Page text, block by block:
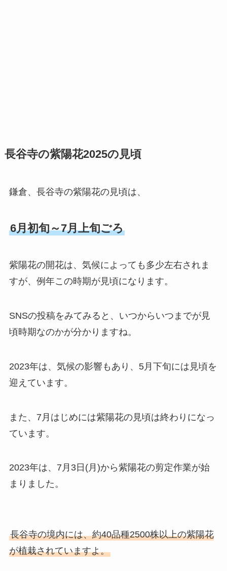
長谷寺の紫陽花2025の見頃
鎌倉、長谷寺の紫陽花の見頃は、
6月初旬～7月上旬ごろ
紫陽花の開花は、気候によっても多少左右されま
すが、例年この時期が見頃になります。
SNSの投稿をみてみると、いつからいつまでが見
頃時期なのかが分かりますね。
2023年は、気候の影響もあり、5月下旬には見頃を
迎えています。
また、7月はじめには紫陽花の見頃は終わりになっ
ています。
2023年は、7月3日(月)から紫陽花の剪定作業が始
まりました。
長谷寺の境内には、約40品種2500株以上の紫陽花
が植栽されていますよ。